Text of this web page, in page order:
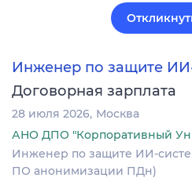
Инженер по защите
Договорная зарплата
28 июля 2026 Москва
АНО ДПО "Корпоративный
Инженер по защите ИИ-
ПО анонимизации ПДн)